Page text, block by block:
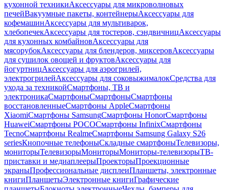
кухонной техникиАксессуары для микроволновых
печейВакуумные пакеты, контейнерыАксессуары для
кофемашинАксессуары для мультиварок,
хлебопечекАксессуары для тостеров, сэндвичницАксессуары
для кухонных комбайновАксессуары для
мясорубокАксессуары для блендеров, миксеровАксессуары
для сушилок овощей и фруктовАксессуары для
йогуртницАксессуары для аэрогрилей,
электрогрилейАксессуары для соковыжималокСредства для
ухода за техникойСмартфоны, ТВ и
электроникаСмартфоныСмартфоныСмартфоны
восстановленныеСмартфоны AppleСмартфоны
XiaomiСмартфоны SamsungСмартфоны HonorСмартфоны
HuaweiСмартфоны POCOСмартфоны InfinixСмартфоны
TecnoСмартфоны RealmeСмартфоны Samsung Galaxy S26
seriesКнопочные телефоныСкладные смартфоныТелевизоры,
мониторыТелевизорыМониторыМониторы-телевизорыТВ-
приставки и медиаплеерыПроекторыПроекционные
экраныПрофессиональные дисплеиПланшеты, электронные
книгиПланшетыЭлектронные книгиГрафические